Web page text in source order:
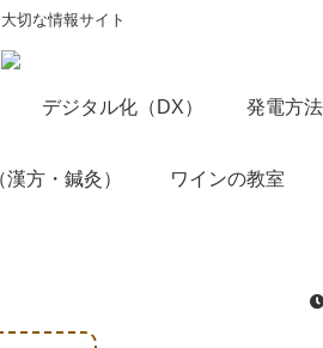
切な情報サイト
デジタル化（DX） 発電方
方・鍼灸） ワインの教室